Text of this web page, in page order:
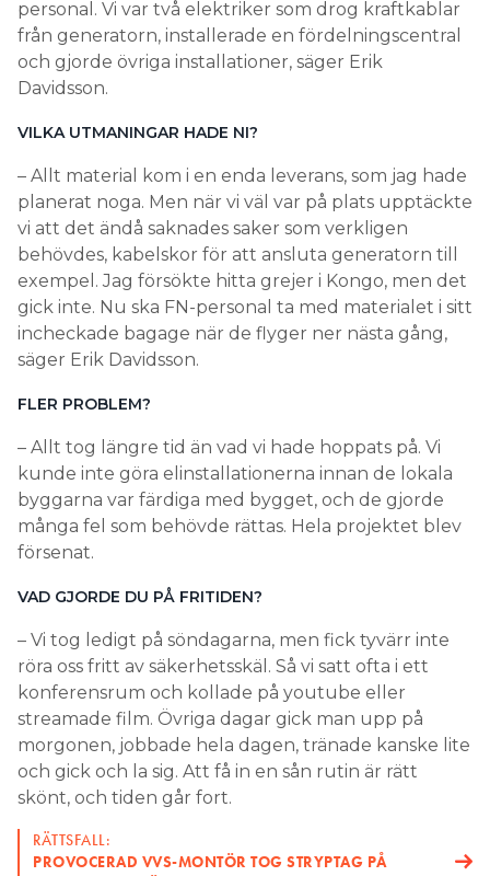
personal. Vi var två elektriker som drog kraftkablar
från generatorn, installerade en fördelningscentral
och gjorde övriga installationer, säger Erik
Davidsson.
VILKA UTMANINGAR HADE NI?
– Allt material kom i en enda leverans, som jag hade
planerat noga. Men när vi väl var på plats upptäckte
vi att det ändå saknades saker som verkligen
behövdes, kabelskor för att ansluta generatorn till
exempel. Jag försökte hitta grejer i Kongo, men det
gick inte. Nu ska FN-personal ta med materialet i sitt
incheckade bagage när de flyger ner nästa gång,
säger Erik Davidsson.
FLER PROBLEM?
– Allt tog längre tid än vad vi hade hoppats på. Vi
kunde inte göra elinstallationerna innan de lokala
byggarna var färdiga med bygget, och de gjorde
många fel som behövde rättas. Hela projektet blev
försenat.
VAD GJORDE DU PÅ FRITIDEN?
– Vi tog ledigt på söndagarna, men fick tyvärr inte
röra oss fritt av säkerhetsskäl. Så vi satt ofta i ett
konferensrum och kollade på youtube eller
streamade film. Övriga dagar gick man upp på
morgonen, jobbade hela dagen, tränade kanske lite
och gick och la sig. Att få in en sån rutin är rätt
skönt, och tiden går fort.
RÄTTSFALL:
PROVOCERAD VVS-MONTÖR TOG STRYPTAG PÅ